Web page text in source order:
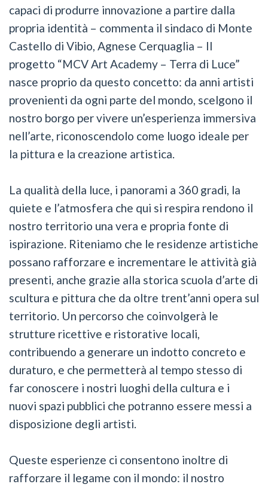
capaci di produrre innovazione a partire dalla
propria identità – commenta il sindaco di Monte
Castello di Vibio, Agnese Cerquaglia – Il
progetto “MCV Art Academy – Terra di Luce”
nasce proprio da questo concetto: da anni artisti
provenienti da ogni parte del mondo, scelgono il
nostro borgo per vivere un’esperienza immersiva
nell’arte, riconoscendolo come luogo ideale per
la pittura e la creazione artistica.
La qualità della luce, i panorami a 360 gradi, la
quiete e l’atmosfera che qui si respira rendono il
nostro territorio una vera e propria fonte di
ispirazione. Riteniamo che le residenze artistiche
possano rafforzare e incrementare le attività già
presenti, anche grazie alla storica scuola d’arte di
scultura e pittura che da oltre trent’anni opera sul
territorio. Un percorso che coinvolgerà le
strutture ricettive e ristorative locali,
contribuendo a generare un indotto concreto e
duraturo, e che permetterà al tempo stesso di
far conoscere i nostri luoghi della cultura e i
nuovi spazi pubblici che potranno essere messi a
disposizione degli artisti.
Queste esperienze ci consentono inoltre di
rafforzare il legame con il mondo: il nostro